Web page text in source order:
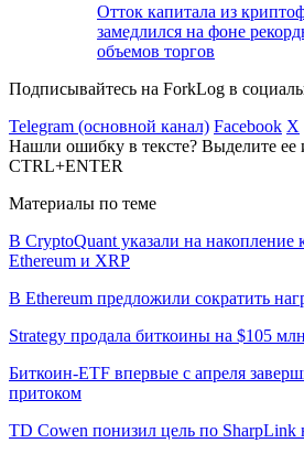
Отток капитала из
замедлился на фоне
объемов торгов
Подписывайтесь на ForkLog в
Telegram (основной канал) Facebook X
Нашли ошибку в тексте? Выделите ее
CTRL+ENTER
Материалы по теме
В CryptoQuant указали на накопление
Ethereum и XRP
В Ethereum предложили сократить
Strategy продала биткоины на $105
Биткоин-ETF впервые с апреля
притоком
TD Cowen понизил цель по SharpLink